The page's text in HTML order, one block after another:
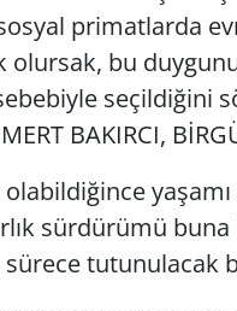
primatlarda
olursak, bu
seçildiğini
BAKIRCI,
sürdürümü buna
sürece tutunulacak